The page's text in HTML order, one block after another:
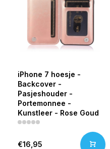
iPhone 7 hoesje -
Backcover -
Pasjeshouder -
Portemonnee -
Kunstleer - Rose Goud
€16,95